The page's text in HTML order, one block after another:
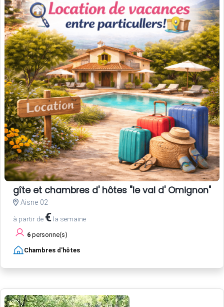
gîte et chambres d' hôtes "le val d' Omignon"
Aisne 02
à partir de € la semaine
6 personne(s)
Chambres d'hôtes